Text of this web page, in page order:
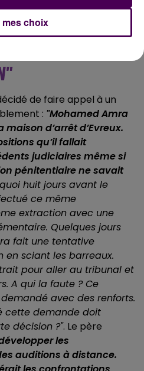
de faire appel à un
: "Mohamed Amra
d’arrêt d’Evreux.
qu’il fallait
judiciaires même si
pénitentiaire ne savait
huit jours avant le
ce même
extraction avec une
Quelques jours
fait une tentative
en sciant les barreaux.
pour aller au tribunal et
A qui la faute ? Ce
avec des renforts.
cette demande doit
décision ?". Le père
les
auditions à distance.
mes choix